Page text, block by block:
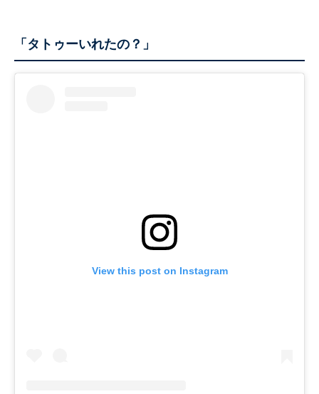
「タトゥーいれたの？」
View this post on Instagram